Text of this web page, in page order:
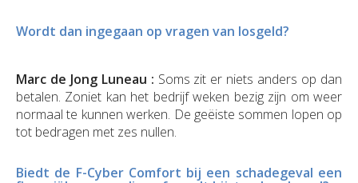
Wordt dan ingegaan op vragen van losgeld?
Marc de Jong Luneau : Soms zit er niets anders op dan
betalen. Zoniet kan het bedrijf weken bezig zijn om weer
normaal te kunnen werken. De geëiste sommen lopen op
tot bedragen met zes nullen.
Biedt de F-Cyber Comfort bij een schadegeval een